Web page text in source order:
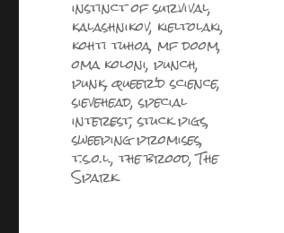
instinct of survival,
kalashnikov, kieltolaki,
kohti tuhoa,mf doom,
oma koloni,punch,
punk,queer'd science,
sievehead,special
interest,stuck pigs,
sweeping promises,
t.s.o.l.,the brood,The
Spark